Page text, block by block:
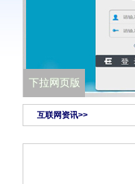
下拉网页版
互联网资讯>>